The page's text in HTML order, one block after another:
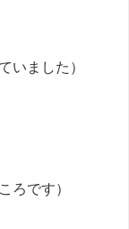
いました）
ろです）